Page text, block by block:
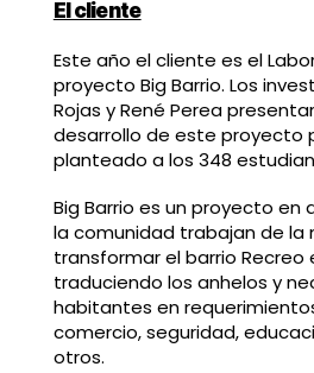
El cliente
Este año el cliente es el
proyecto Big Barrio. Los
Rojas y René Perea
desarrollo de este proyecto
planteado a los 348
Big Barrio es un proyecto en
la comunidad trabajan de la
transformar el barrio Recreo
traduciendo los anhelos y
habitantes en
comercio, seguridad,
otros.